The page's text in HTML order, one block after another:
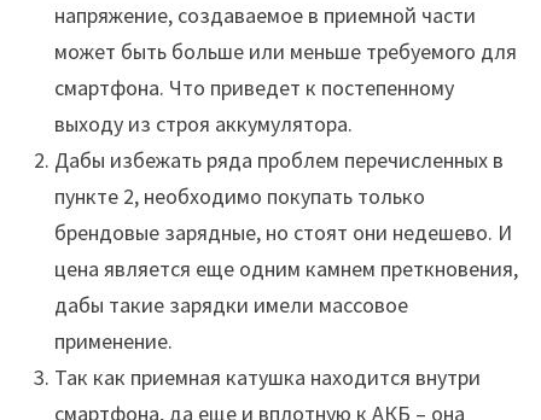
напряжение, создаваемое в приемной части
может быть больше или меньше требуемого для
смартфона. Что приведет к постепенному
выходу из строя аккумулятора.
Дабы избежать ряда проблем перечисленных в
пункте 2, необходимо покупать только
брендовые зарядные, но стоят они недешево. И
цена является еще одним камнем преткновения,
дабы такие зарядки имели массовое
применение.
Так как приемная катушка находится внутри
смартфона, да еще и вплотную к АКБ – она